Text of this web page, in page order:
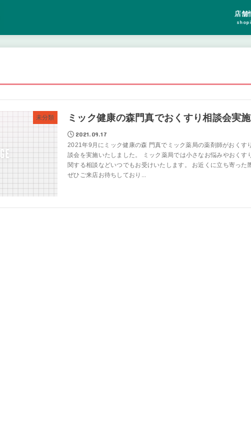
店舗
未分類 ミック健康の森門真でおくすり相談会実施
2021.09.17
2021年9月にミック健康の森 門真でミック薬局の薬剤師がおくす
談会を実施いたしました。 ミック薬局では小さなお悩みやおくす
関する相談などいつでもお受けいたします。 お近くに立ち寄った
ぜひご来店お待ちしており...